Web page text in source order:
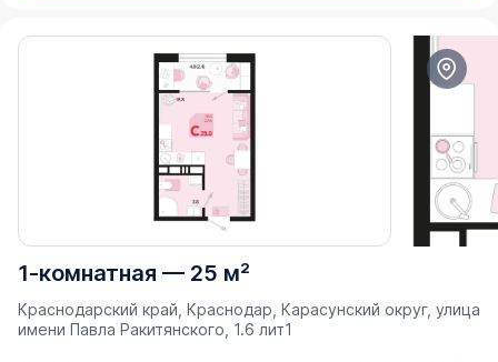
1-комнатная — 25 м²
Краснодарский край, Краснодар, Карасунский округ, улица
имени Павла Ракитянского, 1.6 лит1